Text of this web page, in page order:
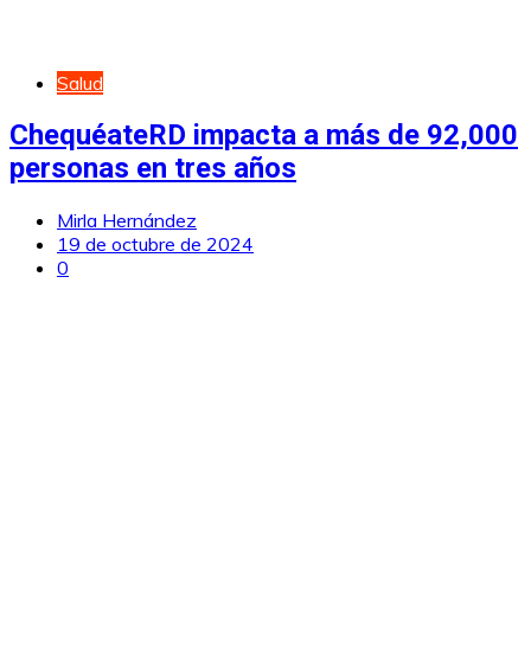
Salud
ChequéateRD impacta a más de 92,000
personas en tres años
Mirla Hernández
19 de octubre de 2024
0